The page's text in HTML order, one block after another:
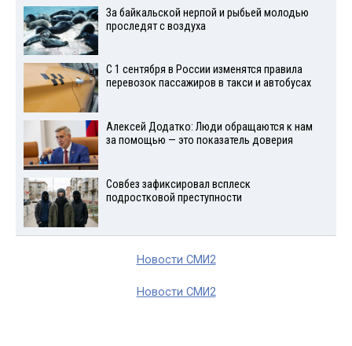
За байкальской нерпой и рыбьей молодью
проследят с воздуха
С 1 сентября в России изменятся правила
перевозок пассажиров в такси и автобусах
Алексей Додатко: Люди обращаются к нам
за помощью — это показатель доверия
Совбез зафиксировал всплеск
подростковой преступности
Новости СМИ2
Новости СМИ2